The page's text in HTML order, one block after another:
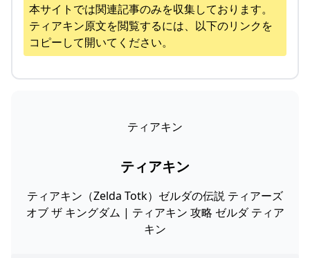
本サイトでは関連記事のみを収集しております。
ティアキン原文を閲覧するには、以下のリンクを
コピーして開いてください。
ティアキン
ティアキン
ティアキン（Zelda Totk）ゼルダの伝説 ティアーズ
オブ ザ キングダム | ティアキン 攻略 ゼルダ ティア
キン